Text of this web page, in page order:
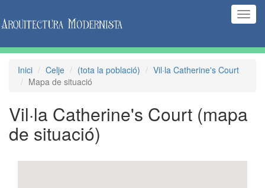
Inici Celje (tota la població)
Vil·la Catherine's Court
Mapa de situació
Vil·la Catherine's Court (mapa
de situació)